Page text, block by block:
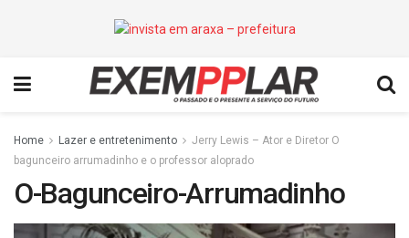
Home Lazer e entretenimento
Jerry Lewis – Ator e Diretor O
bagunceiro arrumadinho e o professor aloprado
O-Bagunceiro-Arrumadinho